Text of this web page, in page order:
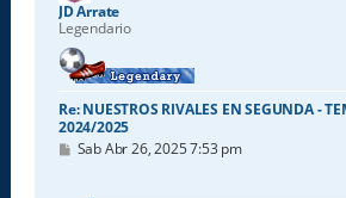
JD Arrate
Legendario
Re: NUESTROS RIVALES EN SEGUNDA -
2024/2025
M
Sab Abr 26, 2025 7:53 pm